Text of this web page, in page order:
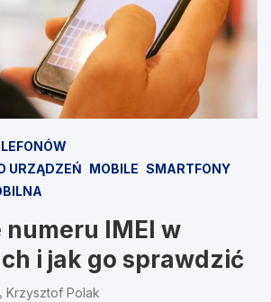
URZĄDZEŃ MOBILE SMARTFONY
numeru IMEI w
i jak go sprawdzić
Krzysztof Polak